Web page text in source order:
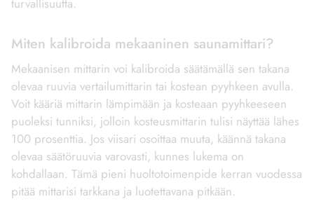
Miten kalibroida mekaaninen saunamittari?
Mekaanisen mittarin voi kalibroida säätämällä sen takana
olevaa ruuvia vertailumittarin tai kostean pyyhkeen avulla.
Voit kääriä mittarin lämpimään ja kosteaan pyyhkeeseen
puoleksi tunniksi, jolloin kosteusmittarin tulisi näyttää lähes
100 prosenttia. Jos viisari osoittaa muuta, käännä takana
olevaa säätöruuvia varovasti, kunnes lukema on
kohdallaan. Tämä pieni huoltotoimenpide kerran vuodessa
pitää mittarisi tarkkana ja luotettavana pitkään.